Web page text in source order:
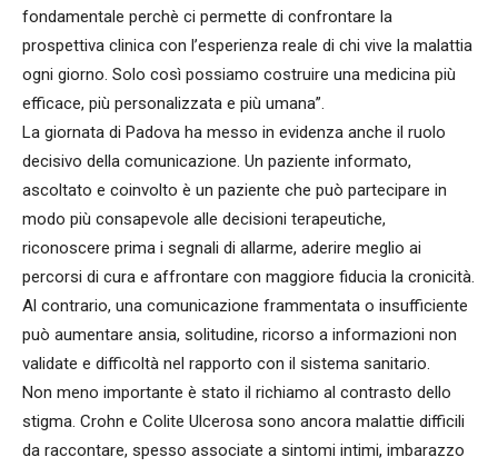
fondamentale perchè ci permette di confrontare la
prospettiva clinica con l’esperienza reale di chi vive la malattia
ogni giorno. Solo così possiamo costruire una medicina più
efficace, più personalizzata e più umana”.
La giornata di Padova ha messo in evidenza anche il ruolo
decisivo della comunicazione. Un paziente informato,
ascoltato e coinvolto è un paziente che può partecipare in
modo più consapevole alle decisioni terapeutiche,
riconoscere prima i segnali di allarme, aderire meglio ai
percorsi di cura e affrontare con maggiore fiducia la cronicità.
Al contrario, una comunicazione frammentata o insufficiente
può aumentare ansia, solitudine, ricorso a informazioni non
validate e difficoltà nel rapporto con il sistema sanitario.
Non meno importante è stato il richiamo al contrasto dello
stigma. Crohn e Colite Ulcerosa sono ancora malattie difficili
da raccontare, spesso associate a sintomi intimi, imbarazzo